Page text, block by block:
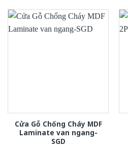
Cửa Gỗ Chống Cháy MDF
Laminate van ngang-
SGD